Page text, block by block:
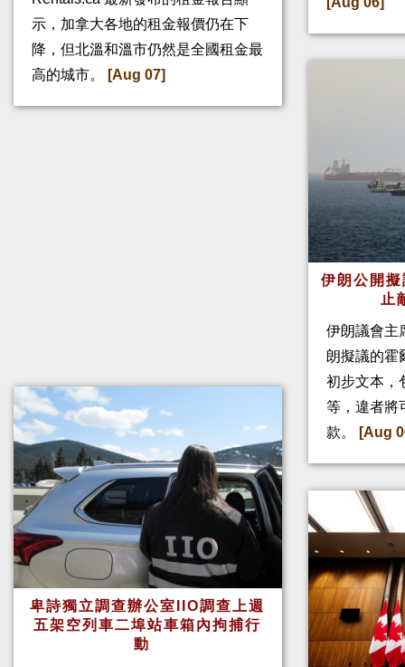
示，加拿大各地的租金報價仍在下
降，但北溫和溫市仍然是全國租金最
高的城市。
[Aug 07]
卑詩獨立調查辦公室IIO調查上週
五架空列車二埠站車箱內拘捕行
動
伊朗公開
止
伊朗議會主
朗擬議的霍
初步文本，
等，違者將
款。
[Aug